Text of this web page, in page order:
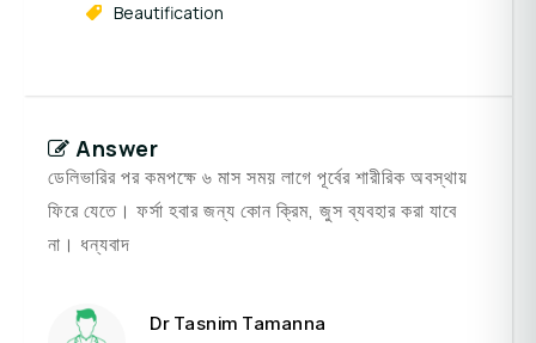
Beautification
Answer
ডেলিভারির পর কমপক্ষে ৬ মাস সময় লাগে পূর্বের শারীরিক অবস্থায়
ফিরে যেতে। ফর্সা হবার জন্য কোন ক্রিম, জুস ব্যবহার করা যাবে
না। ধন্যবাদ
Dr Tasnim Tamanna